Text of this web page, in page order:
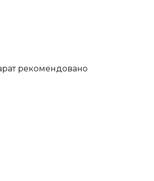
рекомендовано